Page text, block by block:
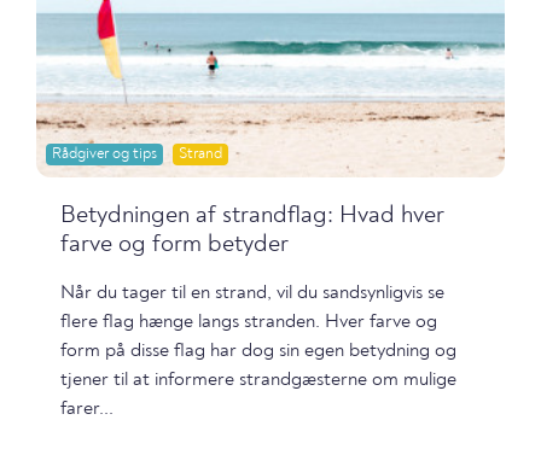
Rådgiver og tips Strand
Betydningen af strandflag: Hvad hver
farve og form betyder
Når du tager til en strand, vil du sandsynligvis se
flere flag hænge langs stranden. Hver farve og
form på disse flag har dog sin egen betydning og
tjener til at informere strandgæsterne om mulige
farer...